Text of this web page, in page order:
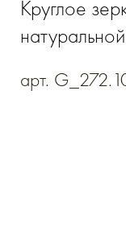
Круглое
арт.